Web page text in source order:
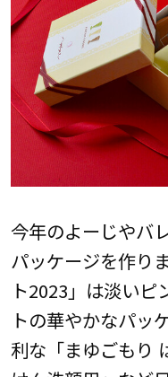
今年のよーじやバ
パッケージを作り
ト2023」は淡い
トの華やかなパッ
利な「まゆごもり